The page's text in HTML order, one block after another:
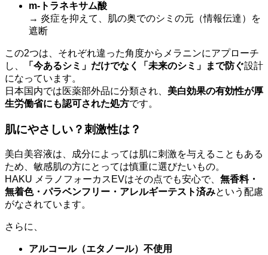
m-トラネキサム酸
→ 炎症を抑えて、肌の奥でのシミの元（情報伝達）を
遮断
この2つは、それぞれ違った角度からメラニンにアプローチ
し、
「今あるシミ」だけでなく「未来のシミ」まで防ぐ設計
になっています。
日本国内では医薬部外品に分類され、 美白効果の有効性が厚
生労働省にも認可された処方です。
肌にやさしい？刺激性は？
美白美容液は、成分によっては肌に刺激を与えることもある
ため、敏感肌の方にとっては慎重に選びたいもの。
HAKU メラノフォーカスEVはその点でも安心で、 無香料・
無着色・パラベンフリー・アレルギーテスト済みという配慮
がなされています。
さらに、
アルコール（エタノール）不使用